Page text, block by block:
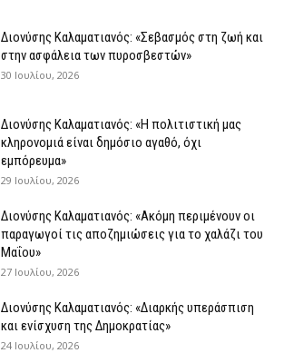
Διονύσης Καλαματιανός: «Σεβασμός στη ζωή και
στην ασφάλεια των πυροσβεστών»
30 Ιουλίου, 2026
Διονύσης Καλαματιανός: «Η πολιτιστική μας
κληρονομιά είναι δημόσιο αγαθό, όχι
εμπόρευμα»
29 Ιουλίου, 2026
Διονύσης Καλαματιανός: «Ακόμη περιμένουν οι
παραγωγοί τις αποζημιώσεις για το χαλάζι του
Μαΐου»
27 Ιουλίου, 2026
Διονύσης Καλαματιανός: «Διαρκής υπεράσπιση
και ενίσχυση της Δημοκρατίας»
24 Ιουλίου, 2026